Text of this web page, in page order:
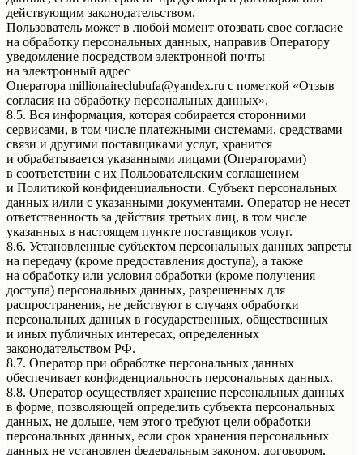
действующим законодательством.
Пользователь может в любой момент отозвать свое согласие
на обработку персональных данных, направив Оператору
уведомление посредством электронной почты
на электронный адрес
Оператора millionaireclubufa@yandex.ru с пометкой «Отзыв
согласия на обработку персональных данных».
8.5. Вся информация, которая собирается сторонними
сервисами, в том числе платежными системами, средствами
связи и другими поставщиками услуг, хранится
и обрабатывается указанными лицами (Операторами)
в соответствии с их Пользовательским соглашением
и Политикой конфиденциальности. Субъект персональных
данных и/или с указанными документами. Оператор не несет
ответственность за действия третьих лиц, в том числе
указанных в настоящем пункте поставщиков услуг.
8.6. Установленные субъектом персональных данных запреты
на передачу (кроме предоставления доступа), а также
на обработку или условия обработки (кроме получения
доступа) персональных данных, разрешенных для
распространения, не действуют в случаях обработки
персональных данных в государственных, общественных
и иных публичных интересах, определенных
законодательством РФ.
8.7. Оператор при обработке персональных данных
обеспечивает конфиденциальность персональных данных.
8.8. Оператор осуществляет хранение персональных данных
в форме, позволяющей определить субъекта персональных
данных, не дольше, чем этого требуют цели обработки
персональных данных, если срок хранения персональных
данных не установлен федеральным законом, договором,